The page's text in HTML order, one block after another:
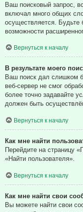
Ваш поисковый запрос,
включал много общих
осуществляется. Будьте
возможности
Вернуться к началу
В результате моего
Ваш поиск дал слишком
веб-сервер не смог
более точно задавайте
должен быть
Вернуться к началу
Как мне найти
Перейдите на страницу
«Найти пользователя».
Вернуться к началу
Как мне найти свои
Вы можете найти свои